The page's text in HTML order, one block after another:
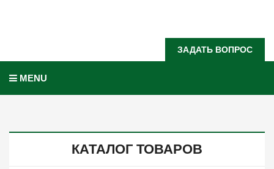
ЗАДАТЬ ВОПРОС
MENU
КАТАЛОГ ТОВАРОВ